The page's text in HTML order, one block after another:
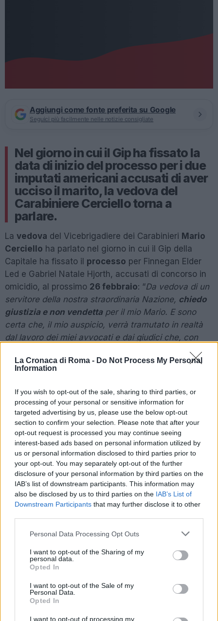
La Cronaca di Roma - Do Not Process My Personal
Information
If you wish to opt-out of the sale, sharing to third parties, or
processing of your personal or sensitive information for
targeted advertising by us, please use the below opt-out
section to confirm your selection. Please note that after your
opt-out request is processed you may continue seeing
interest-based ads based on personal information utilized by
us or personal information disclosed to third parties prior to
your opt-out. You may separately opt-out of the further
disclosure of your personal information by third parties on the
IAB’s list of downstream participants. This information may
also be disclosed by us to third parties on the IAB’s List of
Downstream Participants that may further disclose it to other
Please note that this website/app uses one or more Google
not limited to your visit or usage behaviour. You may click to
grant or deny consent to Google and its third-party tags to
use your data for below specified purposes in below Google
consent section.
Personal Data Processing Opt Outs
I want to opt-out of the Sharing of my
personal data.
Opted In
I want to opt-out of the Sale of my
Personal Data.
Opted In
I want to opt-out of processing my
Aggiungi come fonte preferita su Google
Seguici più facilmente nelle notizie consigliate
Nel giorno in cui il Gip ha fissato la
data di inizio del processo per i due
imputati americani accusati di aver
ucciso il marito, la vedova del
Carabiniere Cerciello torna a
parlare.
La vedova del Vicebrigadiere dei Carabinieri Mario
Cerciello ha parlato nel giorno in cui il Gip della
Capitale ha fissato il processo per Finnegan Elder
Led e Gabriel Natale Hjorth, accusati di concorso in
omicidio, al prossimo 26 febbraio: “Da vedova di un
servitore della nostra straordinaria Nazione, chiedo
giustizia e non vendetta per il mio Mario. E sono
certa che, il mio auspicio, verrà tramutato in realtà
dal lavoro dei miei avvocati e dai giudici che, con
tanto impegno quotidiano, hanno portato a termine
brillantemente le indagini”.
SEGUICI SU TWITTER
POTREBBE INTERESSARTI
Omicidio Cerciello – Sarà
processato il carabiniere che
bendò Natale Hjort
5 anni fa
BASTOGI Botte al teste nel
5 anni fa
Precedente
Dramma a Ostia:
15enne precipita
da un palazzo
trasparenza al